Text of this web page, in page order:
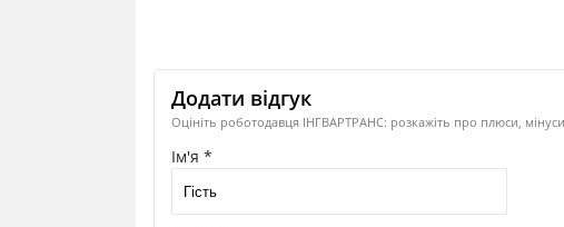
Додати відгук
Оцініть роботодавця ІНГВАРТРАНС: розкажіть про плюси,
Ім'я *